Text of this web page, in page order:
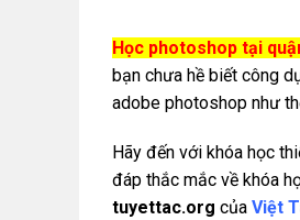
Học photoshop tại
bạn chưa hề biết công
adobe photoshop như
Hãy đến với khóa học
đáp thắc mắc về khóa
tuyettac.org của Việt